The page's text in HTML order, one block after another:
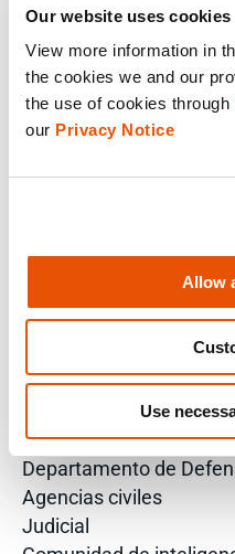
Our website uses cookies
View more information in
the cookies we and our
the use of cookies through
our Privacy Notice
Allow
Use
Prosecutor
VP of Information
Director of Forensics
SOLUCIONES DE
Investigaciones
Investigaciones
SOLUCIONES
Departamento de
Agencias civiles
Judicial